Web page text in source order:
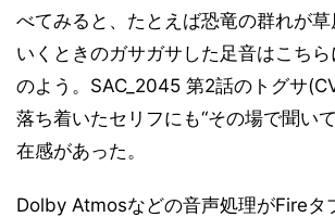
べてみると、たとえば恐竜の群れが
いくときのガサガサした足音はこち
のよう。SAC_2045 第2話のトグサ
落ち着いたセリフにも“その場で聞い
在感があった。
Dolby Atmosなどの音声処理がFireタ